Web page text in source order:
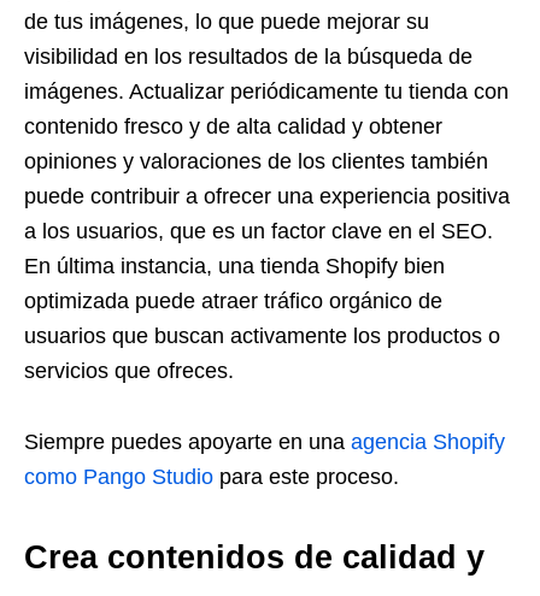
de tus imágenes, lo que puede mejorar su
visibilidad en los resultados de la búsqueda de
imágenes. Actualizar periódicamente tu tienda con
contenido fresco y de alta calidad y obtener
opiniones y valoraciones de los clientes también
puede contribuir a ofrecer una experiencia positiva
a los usuarios, que es un factor clave en el SEO.
En última instancia, una tienda Shopify bien
optimizada puede atraer tráfico orgánico de
usuarios que buscan activamente los productos o
servicios que ofreces.
Siempre puedes apoyarte en una agencia Shopify
como Pango Studio para este proceso.
Crea contenidos de calidad y